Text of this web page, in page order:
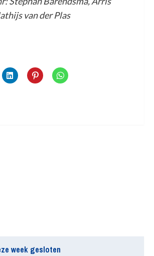
van der Plas
week gesloten